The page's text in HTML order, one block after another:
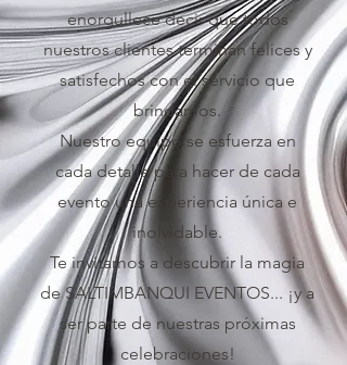
enorgullece decir que todos
nuestros clientes terminan felices y
satisfechos con el servicio que
brindamos.
Nuestro equipo se esfuerza en
cada detalle para hacer de cada
evento una experiencia única e
inolvidable.
Te invitamos a descubrir la magia
de SALTIMBANQUI EVENTOS... ¡y a
ser parte de nuestras próximas
celebraciones!